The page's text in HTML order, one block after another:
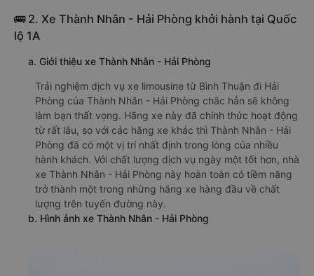
🚌 2. Xe Thành Nhân - Hải Phòng khởi hành tại Quốc
lộ 1A
a. Giới thiệu xe Thành Nhân - Hải Phòng
Trải nghiệm dịch vụ xe limousine từ Bình Thuận đi Hải
Phòng của Thành Nhân - Hải Phòng chắc hẳn sẽ không
làm bạn thất vọng. Hãng xe này đã chính thức hoạt động
từ rất lâu, so với các hãng xe khác thì Thành Nhân - Hải
Phòng đã có một vị trí nhất định trong lòng của nhiều
hành khách. Với chất lượng dịch vụ ngày một tốt hơn, nhà
xe Thành Nhân - Hải Phòng này hoàn toàn có tiềm năng
trở thành một trong những hãng xe hàng đầu về chất
lượng trên tuyến đường này.
b. Hình ảnh xe Thành Nhân - Hải Phòng